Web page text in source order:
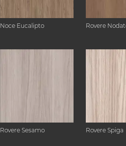
Noce Eucalipto Rovere
Rovere Sesamo Rovere Spiga